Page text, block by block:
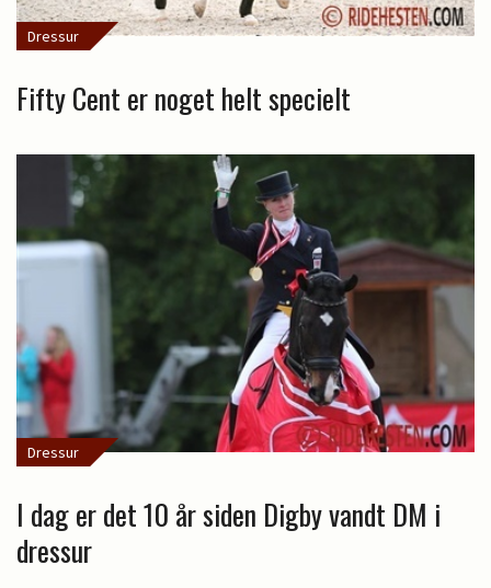
Dressur
Fifty Cent er noget helt specielt
Dressur
I dag er det 10 år siden Digby vandt DM i
dressur